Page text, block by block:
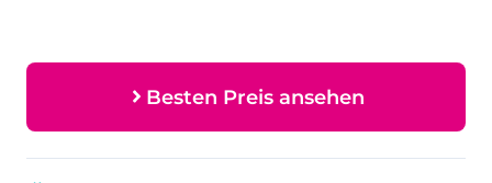
Besten Preis ansehen